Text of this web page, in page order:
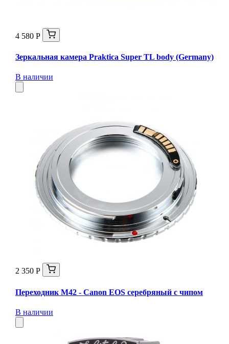
4 580 Р
Зеркальная камера Praktica Super TL body (Germany)
В наличии
2 350 Р
Переходник М42 - Canon EOS серебряный с чипом
В наличии